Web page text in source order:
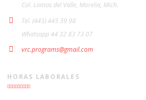
Col. Lomas del Valle, Morelia, Mich.
Tel. (443) 445 39 98
Whatsapp 44 32 83 73 07
vrc.programs@gmail.com
HORAS LABORALES